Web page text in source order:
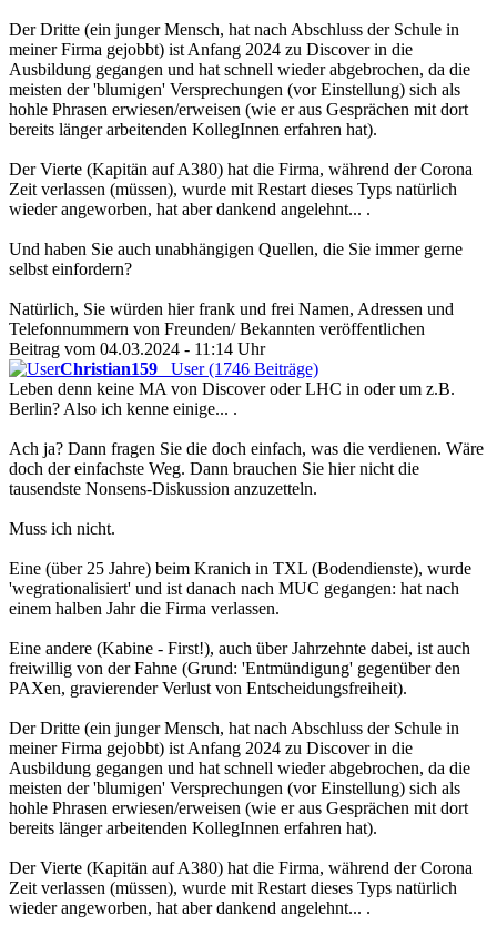
Der Dritte (ein junger Mensch, hat nach Abschluss der Schule in
meiner Firma gejobbt) ist Anfang 2024 zu Discover in die
Ausbildung gegangen und hat schnell wieder abgebrochen, da die
meisten der 'blumigen' Versprechungen (vor Einstellung) sich als
hohle Phrasen erwiesen/erweisen (wie er aus Gesprächen mit dort
bereits länger arbeitenden KollegInnen erfahren hat).
Der Vierte (Kapitän auf A380) hat die Firma, während der Corona
Zeit verlassen (müssen), wurde mit Restart dieses Typs natürlich
wieder angeworben, hat aber dankend angelehnt... .
Und haben Sie auch unabhängigen Quellen, die Sie immer gerne
selbst einfordern?
Natürlich, Sie würden hier frank und frei Namen, Adressen und
Telefonnummern von Freunden/ Bekannten veröffentlichen
Beitrag vom 04.03.2024 - 11:14 Uhr
Christian159
User (1746 Beiträge)
Leben denn keine MA von Discover oder LHC in oder um z.B.
Berlin? Also ich kenne einige... .
Ach ja? Dann fragen Sie die doch einfach, was die verdienen. Wäre
doch der einfachste Weg. Dann brauchen Sie hier nicht die
tausendste Nonsens-Diskussion anzuzetteln.
Muss ich nicht.
Eine (über 25 Jahre) beim Kranich in TXL (Bodendienste), wurde
'wegrationalisiert' und ist danach nach MUC gegangen: hat nach
einem halben Jahr die Firma verlassen.
Eine andere (Kabine - First!), auch über Jahrzehnte dabei, ist auch
freiwillig von der Fahne (Grund: 'Entmündigung' gegenüber den
PAXen, gravierender Verlust von Entscheidungsfreiheit).
Der Dritte (ein junger Mensch, hat nach Abschluss der Schule in
meiner Firma gejobbt) ist Anfang 2024 zu Discover in die
Ausbildung gegangen und hat schnell wieder abgebrochen, da die
meisten der 'blumigen' Versprechungen (vor Einstellung) sich als
hohle Phrasen erwiesen/erweisen (wie er aus Gesprächen mit dort
bereits länger arbeitenden KollegInnen erfahren hat).
Der Vierte (Kapitän auf A380) hat die Firma, während der Corona
Zeit verlassen (müssen), wurde mit Restart dieses Typs natürlich
wieder angeworben, hat aber dankend angelehnt... .